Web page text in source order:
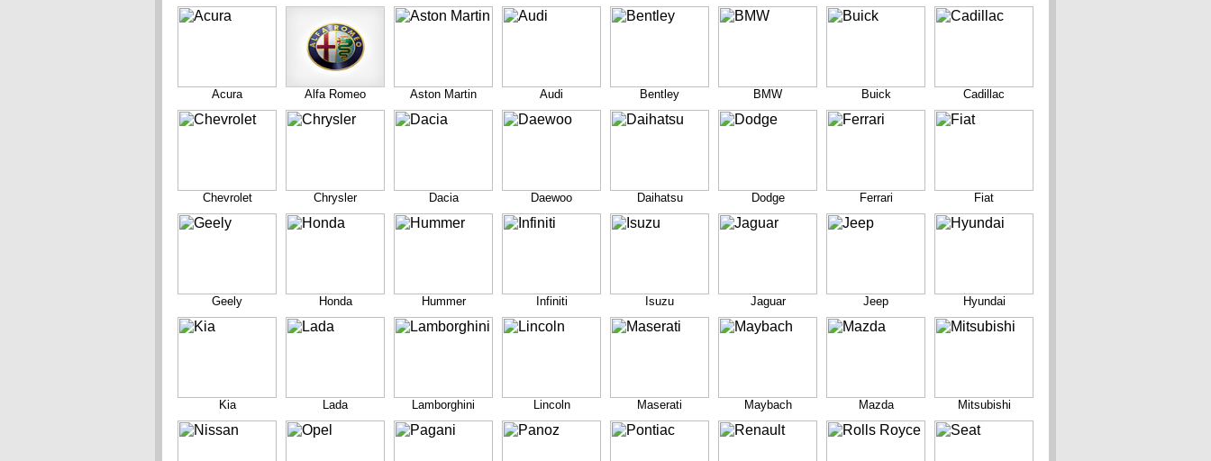
Acura Alfa Romeo Aston Martin Audi Bentley BMW Buick Cadillac
Chevrolet Chrysler Dacia Daewoo Daihatsu Dodge Ferrari Fiat
Geely Honda Hummer Infiniti Isuzu Jaguar Jeep Hyundai
Kia Lada Lamborghini Lincoln Maserati Maybach Mazda Mitsubishi